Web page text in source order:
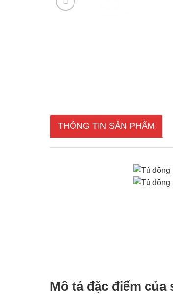
THÔNG TIN SẢN PHẨM
Mô tả đặc điểm của